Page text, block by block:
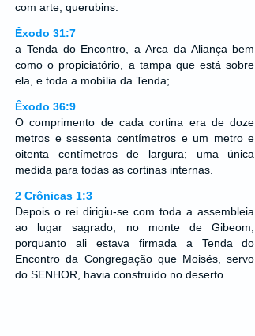
com arte, querubins.
Êxodo 31:7
a Tenda do Encontro, a Arca da Aliança bem
como o propiciatório, a tampa que está sobre
ela, e toda a mobília da Tenda;
Êxodo 36:9
O comprimento de cada cortina era de doze
metros e sessenta centímetros e um metro e
oitenta centímetros de largura; uma única
medida para todas as cortinas internas.
2 Crônicas 1:3
Depois o rei dirigiu-se com toda a assembleia
ao lugar sagrado, no monte de Gibeom,
porquanto ali estava firmada a Tenda do
Encontro da Congregação que Moisés, servo
do SENHOR, havia construído no deserto.